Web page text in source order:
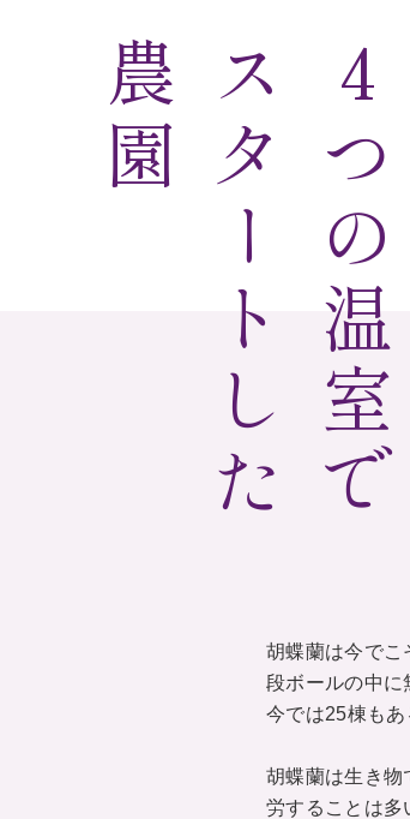
4つの温室で
スタートした
農園
胡蝶蘭は今でこ
段ボールの中に
今では25棟も
胡蝶蘭は生き物
労することは多